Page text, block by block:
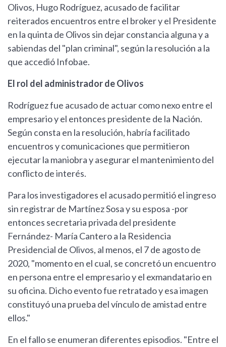
Olivos, Hugo Rodríguez, acusado de facilitar
reiterados encuentros entre el broker y el Presidente
en la quinta de Olivos sin dejar constancia alguna y a
sabiendas del "plan criminal", según la resolución a la
que accedió Infobae.
El rol del administrador de Olivos
Rodríguez fue acusado de actuar como nexo entre el
empresario y el entonces presidente de la Nación.
Según consta en la resolución, habría facilitado
encuentros y comunicaciones que permitieron
ejecutar la maniobra y asegurar el mantenimiento del
conflicto de interés.
Para los investigadores el acusado permitió el ingreso
sin registrar de Martínez Sosa y su esposa -por
entonces secretaria privada del presidente
Fernández- María Cantero a la Residencia
Presidencial de Olivos, al menos, el 7 de agosto de
2020, "momento en el cual, se concretó un encuentro
en persona entre el empresario y el exmandatario en
su oficina. Dicho evento fue retratado y esa imagen
constituyó una prueba del vínculo de amistad entre
ellos."
En el fallo se enumeran diferentes episodios. "Entre el